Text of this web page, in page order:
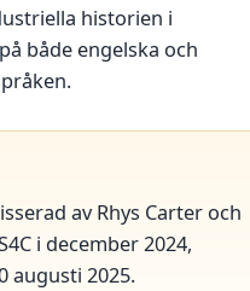
historien i
både engelska och
av Rhys Carter och
i december 2024,
augusti 2025.